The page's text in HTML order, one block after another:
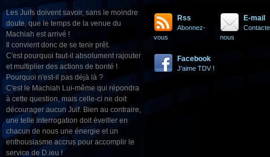
Les Juifs doivent savoir, sans le moindre
doute, que le temps de la venue du
Machiah est arrivé !
Il convient donc de se tenir prêt.
C'est pourquoi faut-il absolument rajouter
et multiplier des actions de bonté !
Pourquoi n'est-il pas déjà là ?
C'est le Machiah Lui-même qui répondra
à cette question, mais celle-ci ne doit
décourager aucun Juif. Bien au contraire,
une telle interrogation doit éveiller en
chacun de nous une énergie et un
enthousiasme accrus pour accomplir le
service de D.ieu !
Rss
Abonnez-
vous
E-mail
nous
Facebook
J'aime TDV !